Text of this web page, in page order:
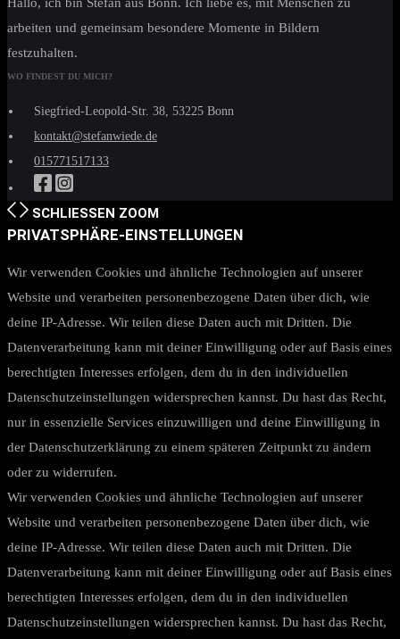
arbeiten und gemeinsam besondere Momente in Bildern
festzuhalten.
WO FINDEST DU MICH?
Siegfried-Leopold-Str. 38, 53225 Bonn
kontakt@stefanwiede.de
015771517133
SCHLIESSEN ZOOM
PRIVATSPHÄRE-EINSTELLUNGEN
Wir verwenden Cookies und ähnliche Technologien auf unserer
Website und verarbeiten personenbezogene Daten über dich, wie
deine IP-Adresse. Wir teilen diese Daten auch mit Dritten. Die
Datenverarbeitung kann mit deiner Einwilligung oder auf Basis eines
berechtigten Interesses erfolgen, dem du in den individuellen
Datenschutzeinstellungen widersprechen kannst. Du hast das Recht,
nur in essenzielle Services einzuwilligen und deine Einwilligung in
der Datenschutzerklärung zu einem späteren Zeitpunkt zu ändern
oder zu widerrufen.
Wir verwenden Cookies und ähnliche Technologien auf unserer
Website und verarbeiten personenbezogene Daten über dich, wie
deine IP-Adresse. Wir teilen diese Daten auch mit Dritten. Die
Datenverarbeitung kann mit deiner Einwilligung oder auf Basis eines
berechtigten Interesses erfolgen, dem du in den individuellen
Datenschutzeinstellungen widersprechen kannst. Du hast das Recht,